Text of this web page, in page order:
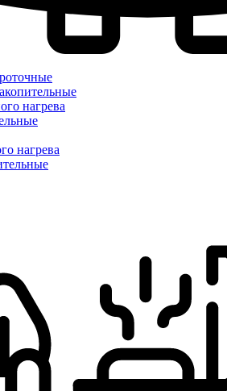
нагрева
нагрева